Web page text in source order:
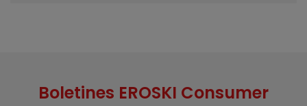
Boletines EROSKI Consumer